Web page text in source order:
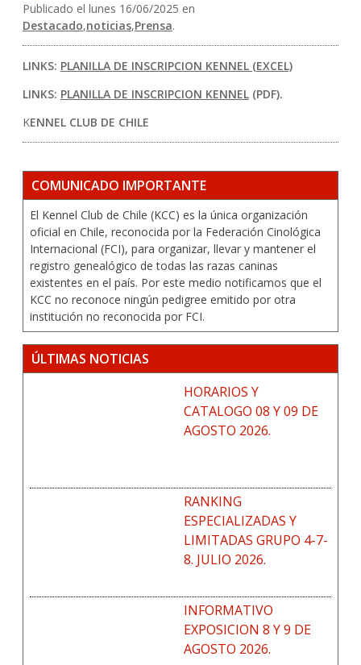
Publicado el lunes 16/06/2025 en
Destacado,noticias,Prensa.
LINKS: PLANILLA DE INSCRIPCION KENNEL (EXCEL)
LINKS: PLANILLA DE INSCRIPCION KENNEL(PDF).
KENNEL CLUB DE CHILE
COMUNICADO IMPORTANTE
El Kennel Club de Chile (KCC) es la única organización
oficial en Chile, reconocida por la Federación Cinológica
Internacional (FCI), para organizar, llevar y mantener el
registro genealógico de todas las razas caninas
existentes en el país. Por este medio notificamos que el
KCC no reconoce ningún pedigree emitido por otra
institución no reconocida por FCI.
ÚLTIMAS NOTICIAS
HORARIOS Y
CATALOGO 08 Y 09 DE
AGOSTO 2026.
RANKING
ESPECIALIZADAS Y
LIMITADAS GRUPO 4-7-
8. JULIO 2026.
INFORMATIVO
EXPOSICION 8 Y 9 DE
AGOSTO 2026.